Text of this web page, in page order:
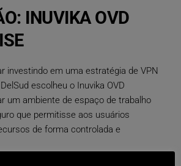
INUVIKA OVD
investindo em uma estratégia de VPN
escolheu o Inuvika OVD
um ambiente de espaço de trabalho
que permitisse aos usuários
de forma controlada e